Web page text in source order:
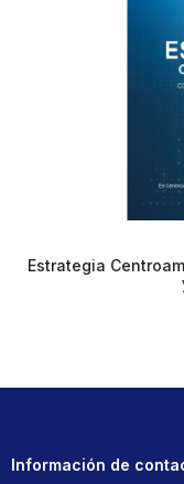
Estrategia
Información de